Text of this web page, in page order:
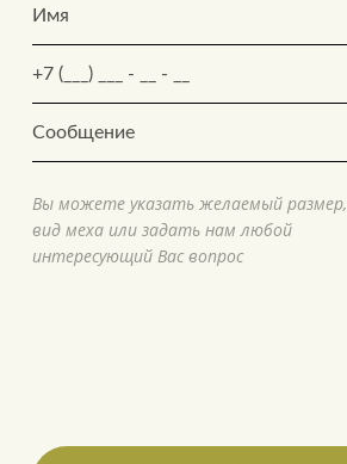
Вы можете указать желаемый
вид меха или задать нам любой
интересующий Вас вопрос